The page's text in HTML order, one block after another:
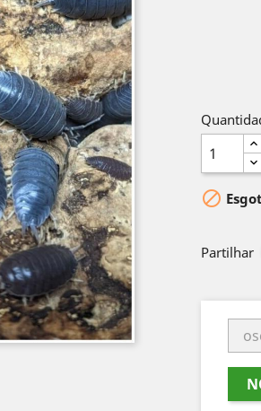

Partilhar